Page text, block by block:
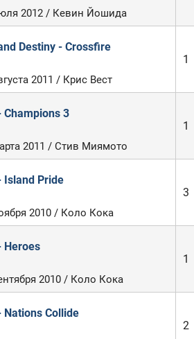
2012 / Кевин Йошида
Destiny - Crossfire
1
2011 / Крис Вест
Champions 3
1
2011 / Стив Миямото
Island Pride
3
2010 / Коло Кока
Heroes
1
2010 / Коло Кока
Nations Collide
2